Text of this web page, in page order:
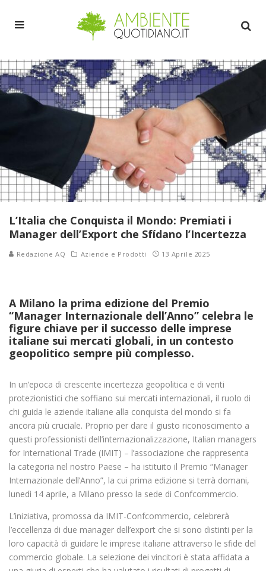
L’Italia che Conquista il Mondo: Premiati i
Manager dell’Export che Sfídano l’Incertezza
Redazione AQ Aziende e Prodotti 13 Aprile 2025
A Milano la prima edizione del Premio
“Manager Internazionale dell’Anno” celebra le
figure chiave per il successo delle imprese
italiane sui mercati globali, in un contesto
geopolitico sempre più complesso.
In un’epoca di crescente incertezza geopolitica e di venti
protezionistici che soffiano sui mercati internazionali, il ruolo di
chi guida le aziende italiane alla conquista del mondo si fa
ancora più cruciale. Proprio per dare il giusto riconoscimento a
questi professionisti dell’internazionalizzazione, Italian managers
for International Trade (IMIT) – l’associazione che rappresenta
la categoria nel nostro Paese – ha istituito il Premio “Manager
Internazionale dell’Anno”, la cui prima edizione si terrà domani,
lunedì 14 aprile, a Milano presso la sede di Confcommercio.
L’iniziativa, promossa da IMIT-Confcommercio, celebrerà
l’eccellenza di due manager dell’export che si sono distinti per la
loro capacità di guidare le imprese italiane attraverso le sfide del
commercio globale. La selezione dei vincitori è stata affidata a